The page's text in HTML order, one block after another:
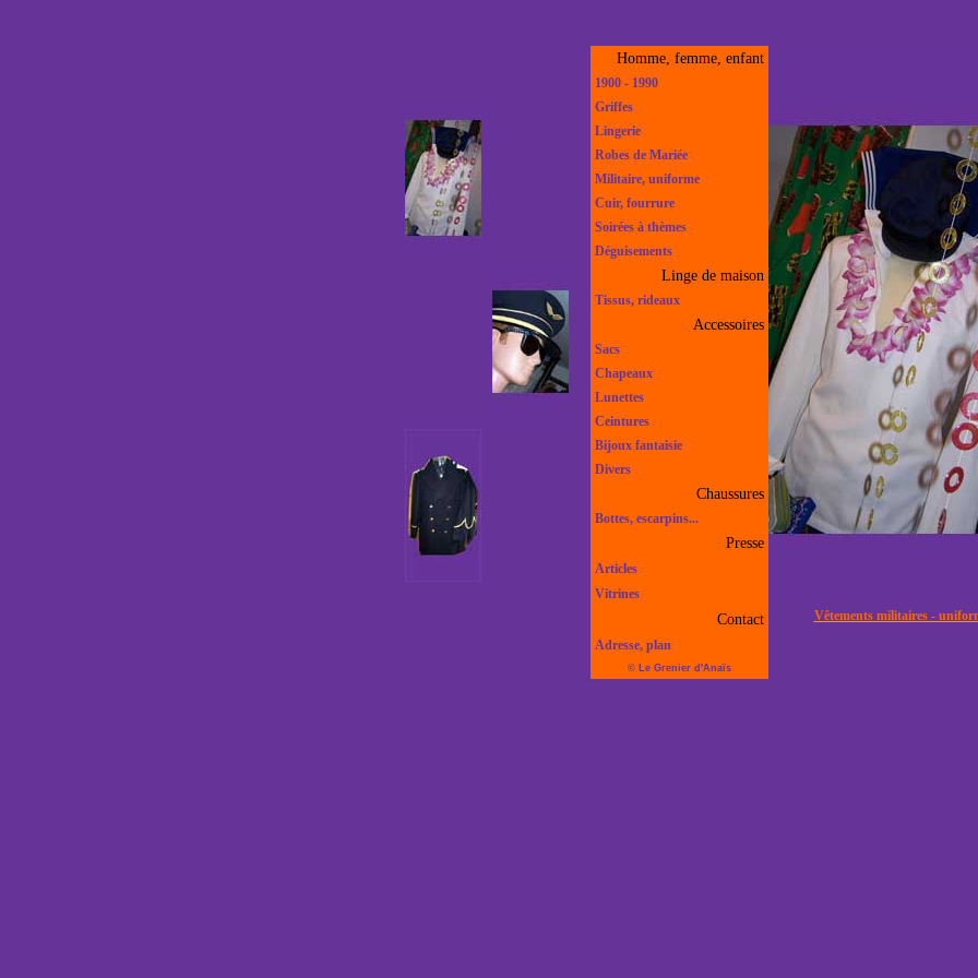
Homme, femme, enfant
1900 - 1990
Griffes
Lingerie
Robes de Mariée
Militaire, uniforme
Cuir, fourrure
Soirées à thèmes
Déguisements
Linge de maison
Tissus, rideaux
Accessoires
Sacs
Chapeaux
Lunettes
Ceintures
Bijoux fantaisie
Divers
Chaussures
Bottes, escarpins...
Presse
Articles
Vitrines
Contact
Adresse, plan
© Le Grenier d'Anaïs
Vêtements militaires -